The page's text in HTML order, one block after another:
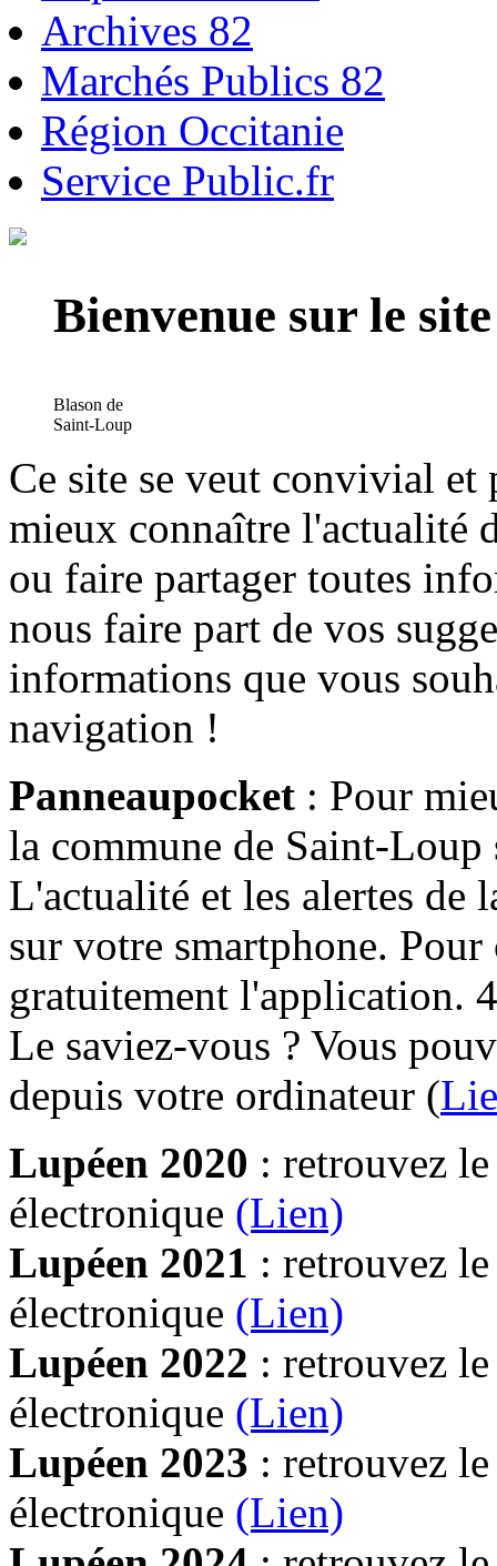
Archives 82
Marchés Publics 82
Région Occitanie
Service Public.fr
Bienvenue sur le
Blason de
Saint-Loup
Ce site se veut convivial et
mieux connaître l'actualité
ou faire partager toutes
nous faire part de vos
informations que vous
navigation !
Panneaupocket : Pour
la commune de Saint-Loup
L'actualité et les alertes de
sur votre smartphone.
gratuitement l'application.
Le saviez-vous ? Vous
depuis votre ordinateur (
Lupéen 2020 : retrouvez
électronique (Lien)
Lupéen 2021 : retrouvez
électronique (Lien)
Lupéen 2022 : retrouvez
électronique (Lien)
Lupéen 2023 : retrouvez
électronique (Lien)